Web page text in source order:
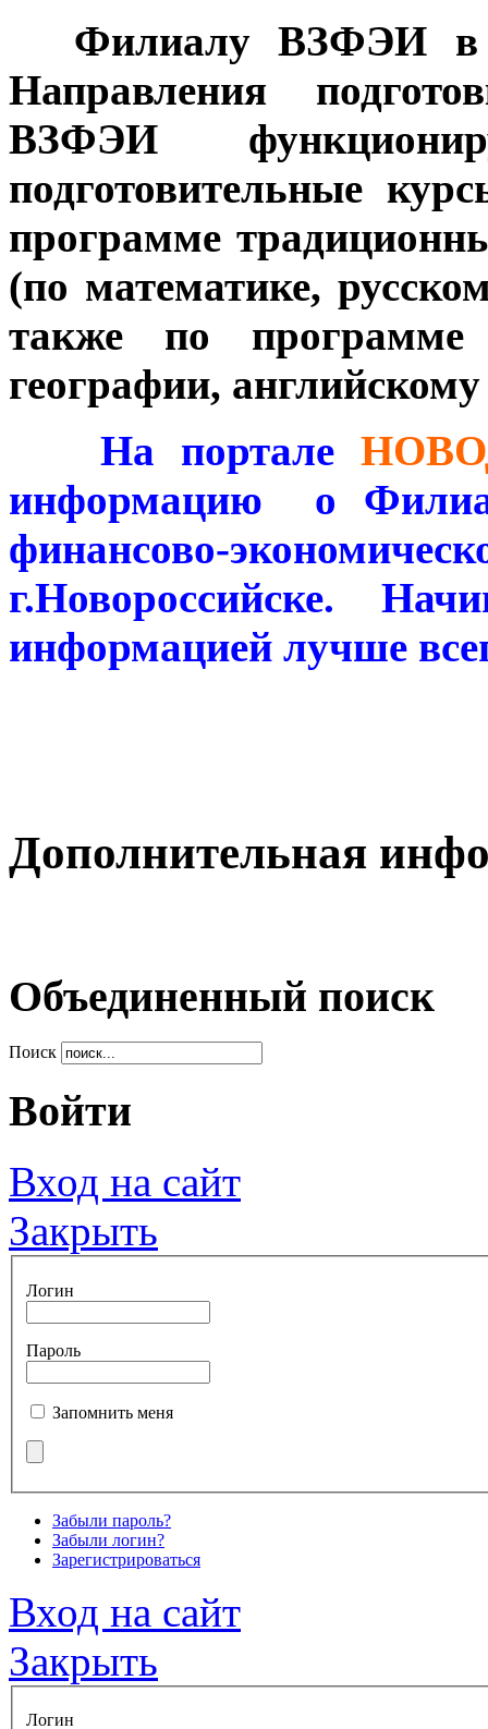
Филиалу ВЗФЭИ в
Направления
ВЗФЭИ
подготовительные
программе
(по математике,
также по
географии,
На портале
информацию о
финансово-
г.Новороссийске.
информацией лучше
Дополнительная
Объединенный поиск
Поиск
Войти
Вход на сайт
Закрыть
Логин
Пароль
Запомнить меня
Забыли пароль?
Забыли логин?
Зарегистрироваться
Вход на сайт
Закрыть
Логин